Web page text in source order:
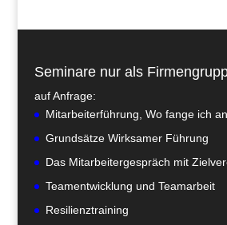
Seminare nur als
auf Anfrage:
Mitarbeiterführung, Wo fange ich
Grundsätze Wirksamer Führung
Das Mitarbeitergespräch mit
Teamentwicklung und Teamarbeit
Resilienztraining